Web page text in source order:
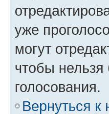
уже
могут
чтобы
голосования.
Вернуться к